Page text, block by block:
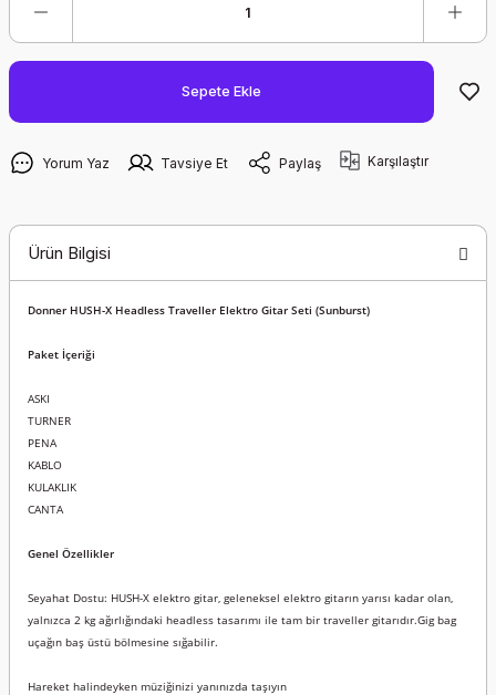
Sepete Ekle
Yorum Yaz Tavsiye Et Paylaş Karşılaştır
Ürün Bilgisi
Donner HUSH-X Headless Traveller Elektro Gitar Seti (Sunburst)
Paket İçeriği
ASKI
TURNER
PENA
KABLO
KULAKLIK
CANTA
Genel Özellikler
Seyahat Dostu: HUSH-X elektro gitar, geleneksel elektro gitarın yarısı kadar olan,
yalnızca 2 kg ağırlığındaki headless tasarımı ile tam bir traveller gitarıdır.Gig bag
uçağın baş üstü bölmesine sığabilir.
Hareket halindeyken müziğinizi yanınızda taşıyın